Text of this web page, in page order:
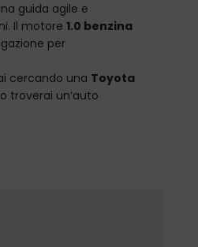
guida agile e
Il motore 1.0 benzina
per
cercando una Toyota
troverai un’auto